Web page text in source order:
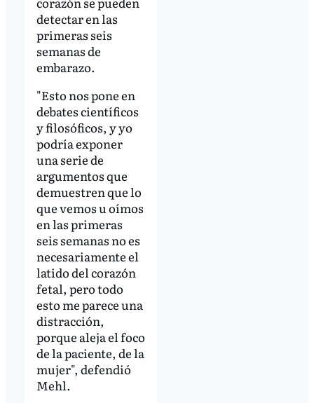
detectar en las
primeras seis
semanas de
embarazo.
"Esto nos pone en
debates científicos
y filosóficos, y yo
podría exponer
una serie de
argumentos que
demuestren que lo
que vemos u oímos
en las primeras
seis semanas no es
necesariamente el
latido del corazón
fetal, pero todo
esto me parece una
distracción,
porque aleja el foco
de la paciente, de la
mujer", defendió
Mehl.